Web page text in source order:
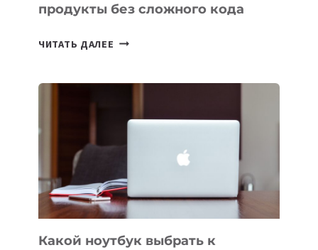
продукты без сложного кода
ЧИТАТЬ ДАЛЕЕ 7
ПОМОГАЮТ
СОЗДАВАТЬ
БЕЗ
СЛОЖНОГО
КОДА
Какой ноутбук выбрать к